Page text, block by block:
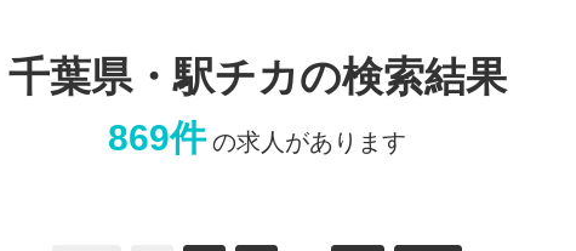
千葉県・駅チカの検索結果
869件 の求人があります